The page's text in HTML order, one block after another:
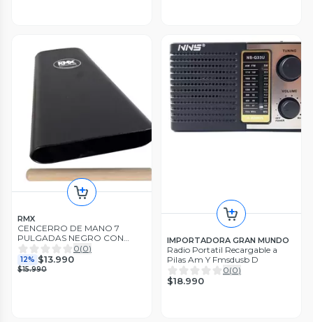
RMX
CENCERRO DE MANO 7
PULGADAS NEGRO CON
BAQUETA RMX BHND 7B
0(0)
12% $13.990
$15.990
IMPORTADORA GRAN MUNDO
Radio Portatil Recargable a
Pilas Am Y Fmsdusb D
0(0)
$18.990